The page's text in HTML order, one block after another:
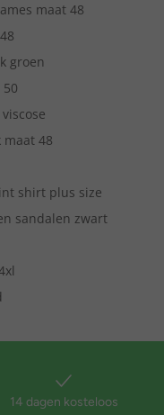
maat 48
groen
maat 48
shirt plus size
sandalen zwart
14 dagen kosteloos